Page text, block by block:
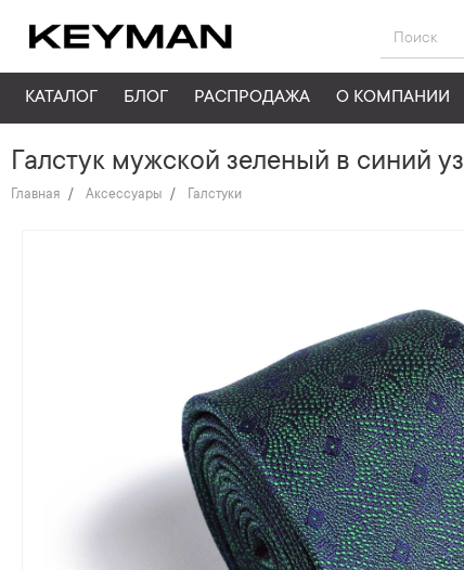
КАТАЛОГ О КОМПАНИИ
РАСПРОДАЖА
БЛОГ
Галстук мужской зеленый в синий
Главная Аксессуары Галстуки